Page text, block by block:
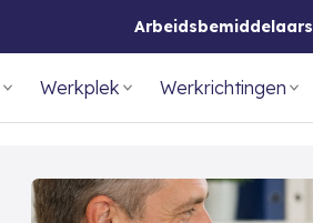
Arbeidsbemiddelaars
Werkplek Werkrichtingen